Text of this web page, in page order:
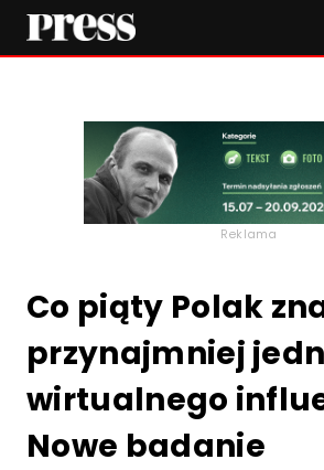
Reklama
Co piąty Polak
przynajmniej
wirtualnego
Nowe badanie